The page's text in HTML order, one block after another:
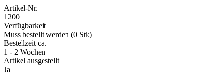
Artikel-Nr.
1200
Verfügbarkeit
Muss bestellt werden (0 Stk)
Bestellzeit ca.
1 - 2 Wochen
Artikel ausgestellt
Ja